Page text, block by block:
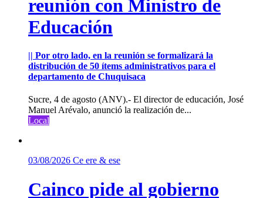
reunión con Ministro de
Educación
|| Por otro lado, en la reunión se formalizará la
distribución de 50 ítems administrativos para el
departamento de Chuquisaca
Sucre, 4 de agosto (ANV).- El director de educación, José
Manuel Arévalo, anunció la realización de...
Local
03/08/2026 Ce ere & ese
Cainco pide al gobierno